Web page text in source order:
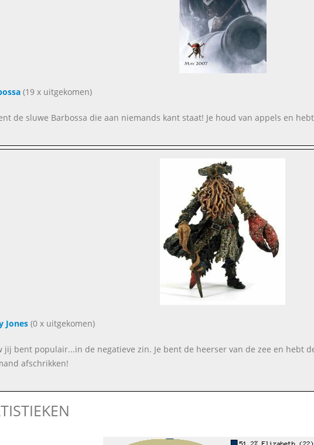
(19 x uitgekomen)
de sluwe Barbossa die aan niemands kant staat! Je houd van appels en
Jones(0 x uitgekomen)
jij bent populair...in de negatieve zin. Je bent de heerser van de zee en hebt
afschrikken!